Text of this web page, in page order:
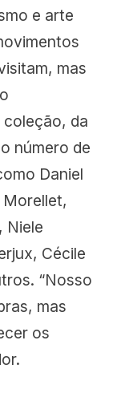
e arte
mas
da
número de
Daniel
Morellet,
Niele
Cécile
“Nosso
mas
os